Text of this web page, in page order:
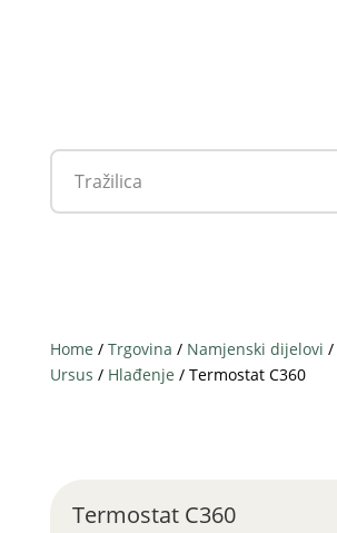
Home / Trgovina / Namjenski dijelovi /
Ursus / Hlađenje / Termostat C360
Termostat C360